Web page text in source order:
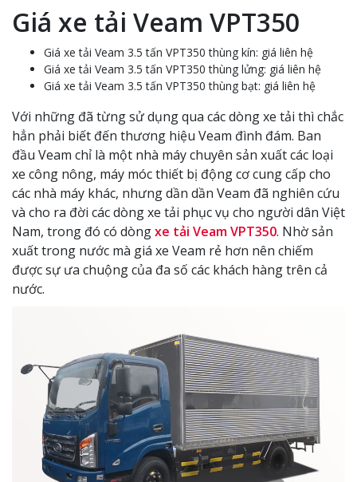
Giá xe tải Veam VPT350
Giá xe tải Veam 3.5 tấn VPT350 thùng kín: giá liên hệ
Giá xe tải Veam 3.5 tấn VPT350 thùng lửng: giá liên hệ
Giá xe tải Veam 3.5 tấn VPT350 thùng bạt: giá liên hệ
Với những đã từng sử dụng qua các dòng xe tải thì chắc
hẳn phải biết đến thương hiệu Veam đình đám. Ban
đầu Veam chỉ là một nhà máy chuyên sản xuất các loại
xe công nông, máy móc thiết bị động cơ cung cấp cho
các nhà máy khác, nhưng dần dần Veam đã nghiên cứu
và cho ra đời các dòng xe tải phục vụ cho người dân Việt
Nam, trong đó có dòngxe tải Veam VPT350. Nhờ sản
xuất trong nước mà giá xe Veam rẻ hơn nên chiếm
được sự ưa chuộng của đa số các khách hàng trên cả
nước.